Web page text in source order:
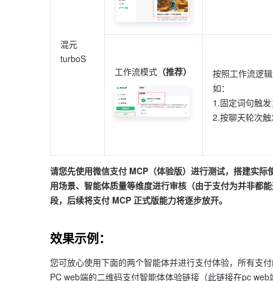
混元
turboS
工作流模式 （推荐）
按照工作流逻
如：
1.固定词句触
2.按聊天轮次
请您先使用微信支付 MCP（体验版）进行测试，搭建实
用场景、智能体质量等维度进行审核（由于支付为并非都
段，后续将支付 MCP 正式版能力将逐步放开。
效果示例：
您可放心使用下面的两个智能体并进行支付体验，所有支
PC web端的二维码支付智能体体验链接（此链接在pc web